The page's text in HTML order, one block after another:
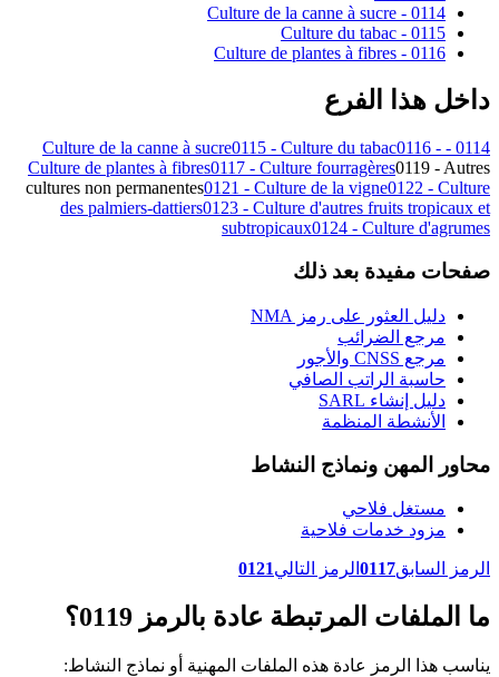
0114 - Culture de la canne à sucre
0115 - Culture du tabac
0116 - Culture de plantes à fibres
داخل هذا الفرع
0114 - Culture de la canne à sucre
0115 - Culture du tabac0116 -
Culture de plantes à fibres0117 - Culture fourragères0119 - Autres
cultures non permanentes0121 - Culture de la vigne0122 - Culture
des palmiers-dattiers0123 - Culture d'autres fruits tropicaux et
subtropicaux0124 - Culture d'agrumes
صفحات مفيدة بعد ذلك
دليل العثور على رمز NMA
مرجع الضرائب
مرجع CNSS والأجور
حاسبة الراتب الصافي
دليل إنشاء SARL
الأنشطة المنظمة
محاور المهن ونماذج النشاط
مستغل فلاحي
مزود خدمات فلاحية
الرمز السابق0117 الرمز التالي0121
ما الملفات المرتبطة عادة بالرمز 0119؟
يناسب هذا الرمز عادة هذه الملفات المهنية أو نماذج النشاط: